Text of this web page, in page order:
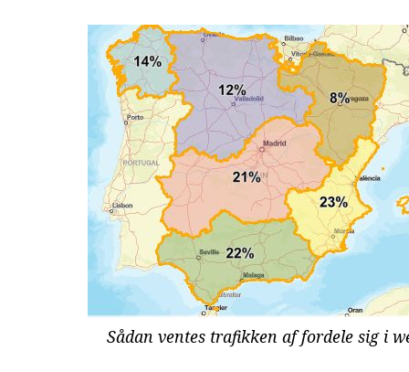
Sådan ventes trafikken af fordele sig i